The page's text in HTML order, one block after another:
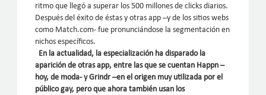
ritmo que llegó a superar los 500 millones de clicks diarios.
Después del éxito de éstas y otras app –y de los sitios webs
como Match.com- fue pronunciándose la segmentación en
nichos específicos.
En la actualidad, la especialización ha disparado la
aparición de otras app, entre las que se cuentan Happn –
hoy, de moda- y Grindr –en el origen muy utilizada por el
público gay, pero que ahora también usan los